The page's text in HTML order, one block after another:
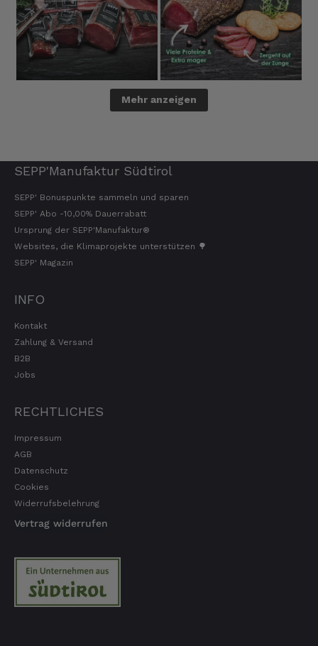
Mehr anzeigen
SEPP'Manufaktur Südtirol
SEPP' Bonuspunkte sammeln und sparen
SEPP' Abo -10,00% Dauerrabatt
Ursprung der SEPP'Manufaktur®
Websites, die Klimaprojekte unterstützen 🌳
SEPP' Magazin
INFO
Kontakt
Zahlung & Versand
B2B
Jobs
RECHTLICHES
Impressum
AGB
Datenschutz
Cookies
Widerrufsbelehrung
Vertrag widerrufen